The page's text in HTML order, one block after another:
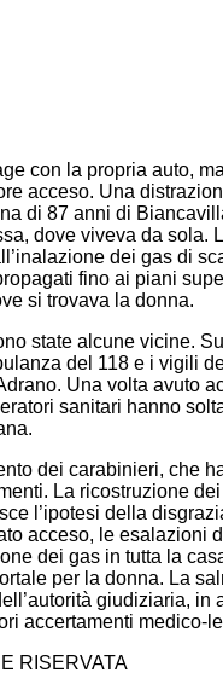
con la propria auto,
acceso. Una
di 87 anni di
dove viveva da sola.
dei gas di
fino ai piani
si trovava la donna.
state alcune vicine.
del 118 e i vigili
Una volta avuto
sanitari hanno
dei carabinieri, che
La ricostruzione dei
l’ipotesi della
acceso, le esalazioni
dei gas in tutta la
per la donna. La
giudiziaria, in
accertamenti medico-
RISERVATA